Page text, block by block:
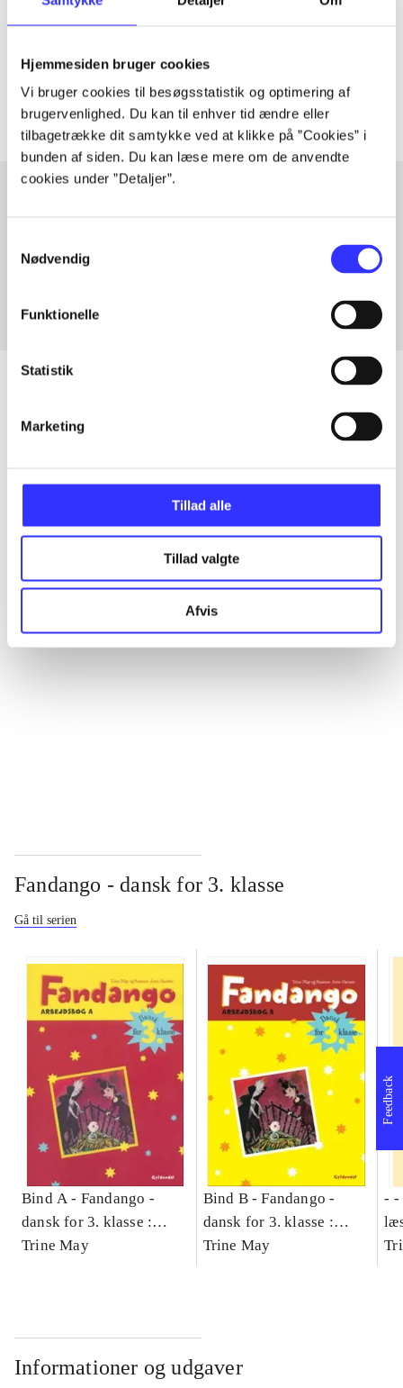
Hjemmesiden bruger cookies
Vi bruger cookies til besøgsstatistik og optimering af
brugervenlighed. Du kan til enhver tid ændre eller
tilbagetrække dit samtykke ved at klikke på ”Cookies” i
bunden af siden. Du kan læse mere om de anvendte
cookies under ”Detaljer”.
Nødvendig
Funktionelle
Statistik
Marketing
Tillad alle
Tillad valgte
Afvis
lorem ipsum dolor sit amet ...
Artiklerne i handler ofte om
Fra
Artikler
...
Fandango - dansk for 3. klasse
Gå til serien
Bind A - Fandango -
dansk for 3. klasse :
grundbog -- Arbejdsbog.
Trine May
Bind B -Fandango -
dansk for 3. klasse :
grundbog -- Arbejdsbog.
Trine May
- -
-
Informationer og udgaver
Feedback